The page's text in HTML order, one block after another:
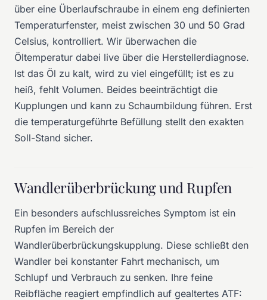
über eine Überlaufschraube in einem eng definierten
Temperaturfenster, meist zwischen 30 und 50 Grad
Celsius, kontrolliert. Wir überwachen die
Öltemperatur dabei live über die Herstellerdiagnose.
Ist das Öl zu kalt, wird zu viel eingefüllt; ist es zu
heiß, fehlt Volumen. Beides beeinträchtigt die
Kupplungen und kann zu Schaumbildung führen. Erst
die temperaturgeführte Befüllung stellt den exakten
Soll-Stand sicher.
Wandlerüberbrückung und Rupfen
Ein besonders aufschlussreiches Symptom ist ein
Rupfen im Bereich der
Wandlerüberbrückungskupplung. Diese schließt den
Wandler bei konstanter Fahrt mechanisch, um
Schlupf und Verbrauch zu senken. Ihre feine
Reibfläche reagiert empfindlich auf gealtertes ATF: